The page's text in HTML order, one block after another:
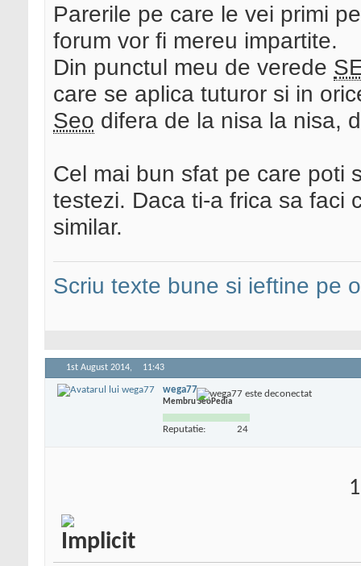
Parerile pe care le vei primi
forum vor fi mereu impartite.
Din punctul meu de verede
care se aplica tuturor si in
Seo difera de la nisa la nisa,
Cel mai bun sfat pe care poti
testezi. Daca ti-a frica sa faci
similar.
Scriu texte bune si ieftine pe
1st August 2014, 11:43
wega77
Membru SeoPedia
Reputatie: 24